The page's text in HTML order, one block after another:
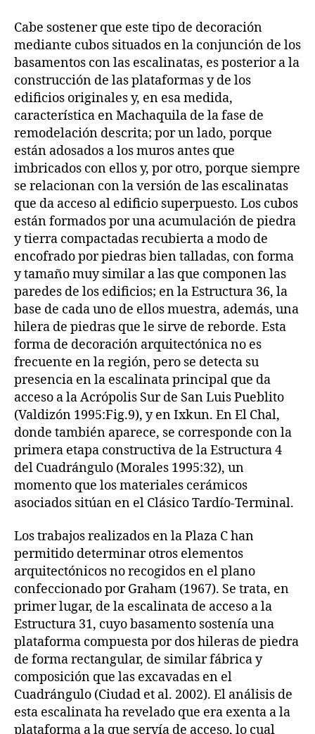
Cabe sostener que este tipo de decoración
mediante cubos situados en la conjunción de los
basamentos con las escalinatas, es posterior a la
construcción de las plataformas y de los
edificios originales y, en esa medida,
característica en Machaquila de la fase de
remodelación descrita; por un lado, porque
están adosados a los muros antes que
imbricados con ellos y, por otro, porque siempre
se relacionan con la versión de las escalinatas
que da acceso al edificio superpuesto. Los cubos
están formados por una acumulación de piedra
y tierra compactadas recubierta a modo de
encofrado por piedras bien talladas, con forma
y tamaño muy similar a las que componen las
paredes de los edificios; en la Estructura 36, la
base de cada uno de ellos muestra, además, una
hilera de piedras que le sirve de reborde. Esta
forma de decoración arquitectónica no es
frecuente en la región, pero se detecta su
presencia en la escalinata principal que da
acceso a la Acrópolis Sur de San Luis Pueblito
(Valdizón 1995:Fig.9), y en Ixkun. En El Chal,
donde también aparece, se corresponde con la
primera etapa constructiva de la Estructura 4
del Cuadrángulo (Morales 1995:32), un
momento que los materiales cerámicos
asociados sitúan en el Clásico Tardío-Terminal.
Los trabajos realizados en la Plaza C han
permitido determinar otros elementos
arquitectónicos no recogidos en el plano
confeccionado por Graham (1967). Se trata, en
primer lugar, de la escalinata de acceso a la
Estructura 31, cuyo basamento sostenía una
plataforma compuesta por dos hileras de piedra
de forma rectangular, de similar fábrica y
composición que las excavadas en el
Cuadrángulo (Ciudad et al. 2002). El análisis de
esta escalinata ha revelado que era exenta a la
plataforma a la que servía de acceso, lo cual